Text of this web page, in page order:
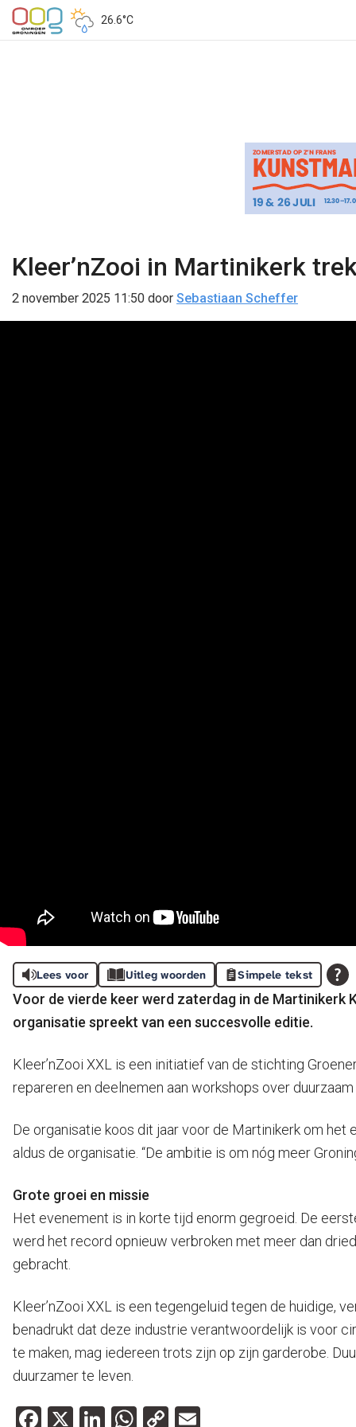
26.6°C
Kleer’nZooi in Martinikerk
2 november 2025 11:50 door Sebastiaan Scheffer
Lees voor Uitleg woorden Simpele tekst
Voor de vierde keer werd zaterdag in de Martinikerk
organisatie spreekt van een succesvolle editie.
Kleer’nZooi XXL is een initiatief van de stichting
repareren en deelnemen aan workshops over
De organisatie koos dit jaar voor de Martinikerk om het
aldus de organisatie. “De ambitie is om nóg meer
Grote groei en missie
Het evenement is in korte tijd enorm gegroeid. De
werd het record opnieuw verbroken met meer dan
gebracht.
Kleer’nZooi XXL is een tegengeluid tegen de huidige,
benadrukt dat deze industrie verantwoordelijk is voor
te maken, mag iedereen trots zijn op zijn garderobe.
duurzamer te leven.
Facebook
X LinkedIn
WhatsApp
Copy